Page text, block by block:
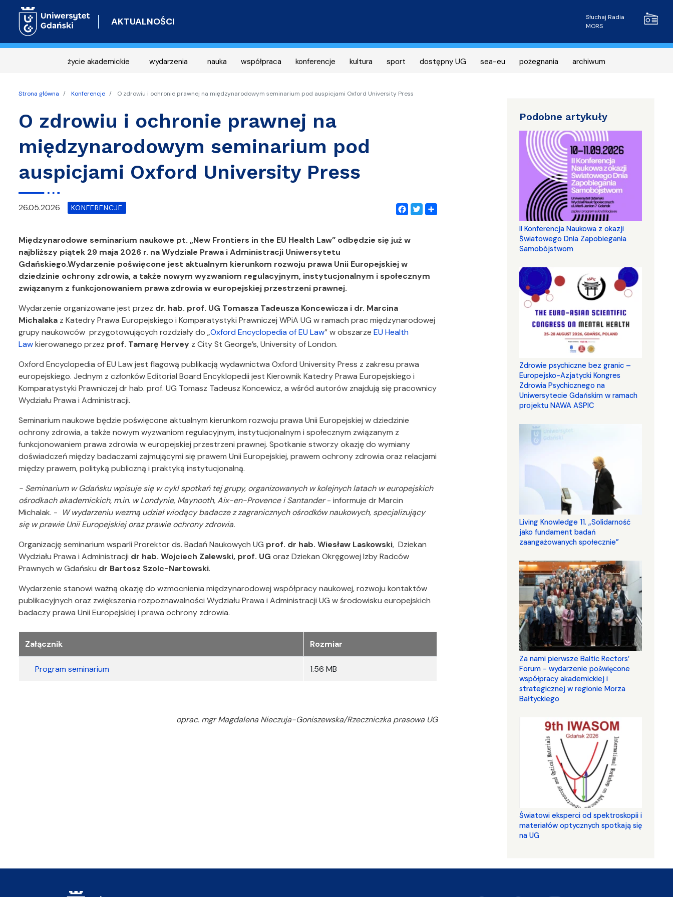
AKTUALNOŚCI Radio
Słuchaj Radia
MORS
życie akademickie wydarzenia nauka współpraca konferencje kultura sport dostępny UG sea-eu pożegnania archiwum
Strona główna Konferencje O zdrowiu i ochronie prawnej na międzynarodowym seminarium pod auspicjami Oxford University Press
O zdrowiu i ochronie prawnej na
międzynarodowym seminarium pod
auspicjami Oxford University Press
Facebook
Twitter
Share
26.05.2026 KONFERENCJE
Międzynarodowe seminarium naukowe pt. „New Frontiers in the EU Health Law” odbędzie się już w
najbliższy piątek 29 maja 2026 r. na Wydziale Prawa i Administracji Uniwersytetu
Gdańskiego.Wydarzenie poświęcone jest aktualnym kierunkom rozwoju prawa Unii Europejskiej w
dziedzinie ochrony zdrowia, a także nowym wyzwaniom regulacyjnym, instytucjonalnym i społecznym
związanym z funkcjonowaniem prawa zdrowia w europejskiej przestrzeni prawnej.
Wydarzenie organizowane jest przez dr. hab. prof. UG Tomasza Tadeusza Koncewicza i dr. Marcina
Michalaka z Katedry Prawa Europejskiego i Komparatystyki Prawniczej WPiA UG w ramach prac międzynarodowej
grupy naukowców przygotowujących rozdziały do „Oxford Encyclopedia of EU Law” w obszarze EU Health
Lawkierowanego przez prof. Tamarę Hervey z City St George’s, University of London.
Oxford Encyclopedia of EU Law jest flagową publikacją wydawnictwa Oxford University Press z zakresu prawa
europejskiego. Jednym z członków Editorial Board Encyklopedii jest Kierownik Katedry Prawa Europejskiego i
Komparatystyki Prawniczej dr hab. prof. UG Tomasz Tadeusz Koncewicz, a wśród autorów znajdują się pracownicy
Wydziału Prawa i Administracji.
Seminarium naukowe będzie poświęcone aktualnym kierunkom rozwoju prawa Unii Europejskiej w dziedzinie
ochrony zdrowia, a także nowym wyzwaniom regulacyjnym, instytucjonalnym i społecznym związanym z
funkcjonowaniem prawa zdrowia w europejskiej przestrzeni prawnej. Spotkanie stworzy okazję do wymiany
doświadczeń między badaczami zajmującymi się prawem Unii Europejskiej, prawem ochrony zdrowia oraz relacjami
między prawem, polityką publiczną i praktyką instytucjonalną.
- Seminarium w Gdańsku wpisuje się w cykl spotkań tej grupy, organizowanych w kolejnych latach w europejskich
ośrodkach akademickich, m.in. w Londynie, Maynooth, Aix-en-Provence i Santander- informuje dr Marcin
Michalak. - W wydarzeniu wezmą udział wiodący badacze z zagranicznych ośrodków naukowych, specjalizujący
się w prawie Unii Europejskiej oraz prawie ochrony zdrowia.
Organizację seminarium wsparli Prorektor ds. Badań Naukowych UG prof. dr hab. Wiesław Laskowski, Dziekan
Wydziału Prawa i Administracji dr hab. Wojciech Zalewski, prof. UG oraz Dziekan Okręgowej Izby Radców
Prawnych w Gdańsku dr Bartosz Szolc-Nartowski.
Wydarzenie stanowi ważną okazję do wzmocnienia międzynarodowej współpracy naukowej, rozwoju kontaktów
publikacyjnych oraz zwiększenia rozpoznawalności Wydziału Prawa i Administracji UG w środowisku europejskich
badaczy prawa Unii Europejskiej i prawa ochrony zdrowia.
Załączniki
Załącznik
Rozmiar
Program seminarium 1.56 MB
oprac. mgr Magdalena Nieczuja-Goniszewska/Rzeczniczka prasowa UG
Podobne artykuły
II Konferencja Naukowa z okazji
Światowego Dnia Zapobiegania
Samobójstwom
Zdrowie psychiczne bez granic –
Europejsko-Azjatycki Kongres
Zdrowia Psychicznego na
Uniwersytecie Gdańskim w ramach
projektu NAWA ASPIC
Living Knowledge 11. „Solidarność
jako fundament badań
zaangażowanych społecznie”
Za nami pierwsze Baltic Rectors’
Forum - wydarzenie poświęcone
współpracy akademickiej i
strategicznej w regionie Morza
Bałtyckiego
Światowi eksperci od spektroskopii i
materiałów optycznych spotkają się
na UG